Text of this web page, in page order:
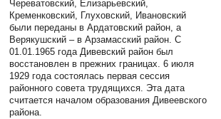
Череватовский, Елизарьевский,
Кременковский, Глуховский, Ивановский
были переданы в Ардатовский район, а
Верякушский – в Арзамасский район. С
01.01.1965 года Дивевский район был
восстановлен в прежних границах. 6 июля
1929 года состоялась первая сессия
районного совета трудящихся. Эта дата
считается началом образования Дивеевского
района.